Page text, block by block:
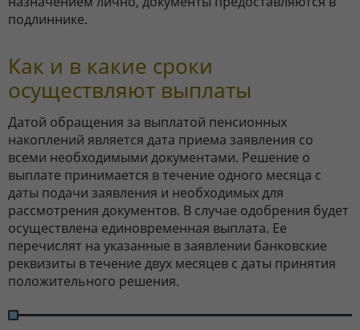
подлиннике.
Как и в какие сроки
осуществляют выплаты
Датой обращения за выплатой пенсионных
накоплений является дата приема заявления со
всеми необходимыми документами. Решение о
выплате принимается в течение одного месяца с
даты подачи заявления и необходимых для
рассмотрения документов. В случае одобрения будет
осуществлена единовременная выплата. Ее
перечислят на указанные в заявлении банковские
реквизиты в течение двух месяцев с даты принятия
положительного решения.